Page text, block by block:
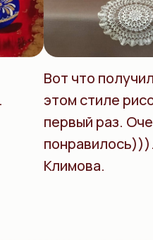
Вот что
этом стиле
первый раз.
Климова.